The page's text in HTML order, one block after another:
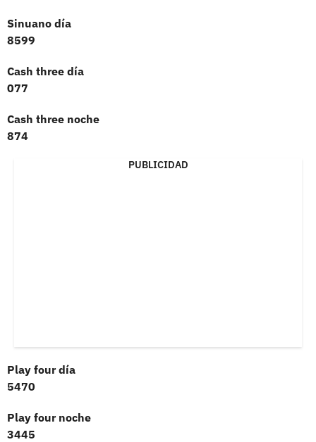
Sinuano día
8599
Cash three día
077
Cash three noche
874
PUBLICIDAD
Play four día
5470
Play four noche
3445